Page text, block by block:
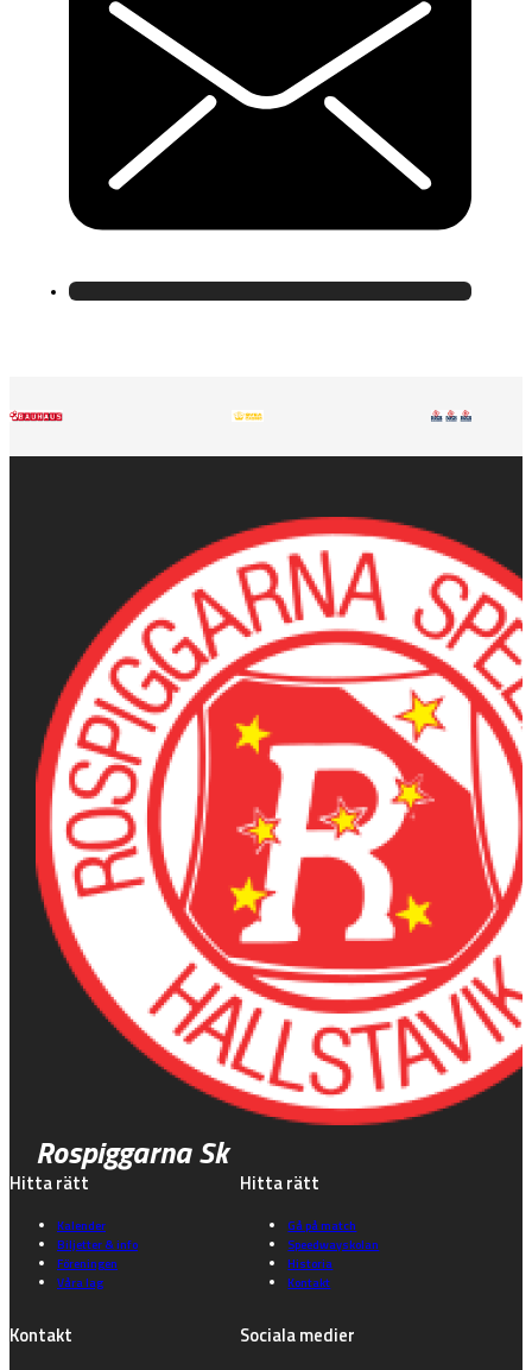
Rospiggarna Sk
Hitta rätt
Kalender
Biljetter & info
Föreningen
Våra lag
Hitta rätt
Gå på match
Speedwayskolan
Historia
Kontakt
Kontakt Sociala medier